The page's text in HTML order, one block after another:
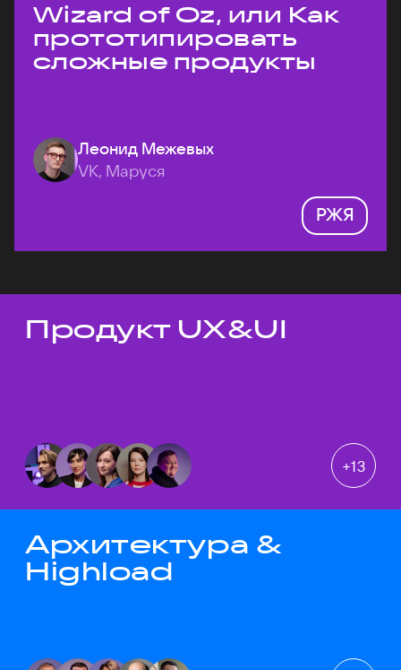
Wizard of Oz, или Как
прототипировать
сложные продукты
Леонид Межевых
VK, Маруся
РЖЯ
Темы докладов
Продукт UX&UI
+13
Архитектура &
Highload